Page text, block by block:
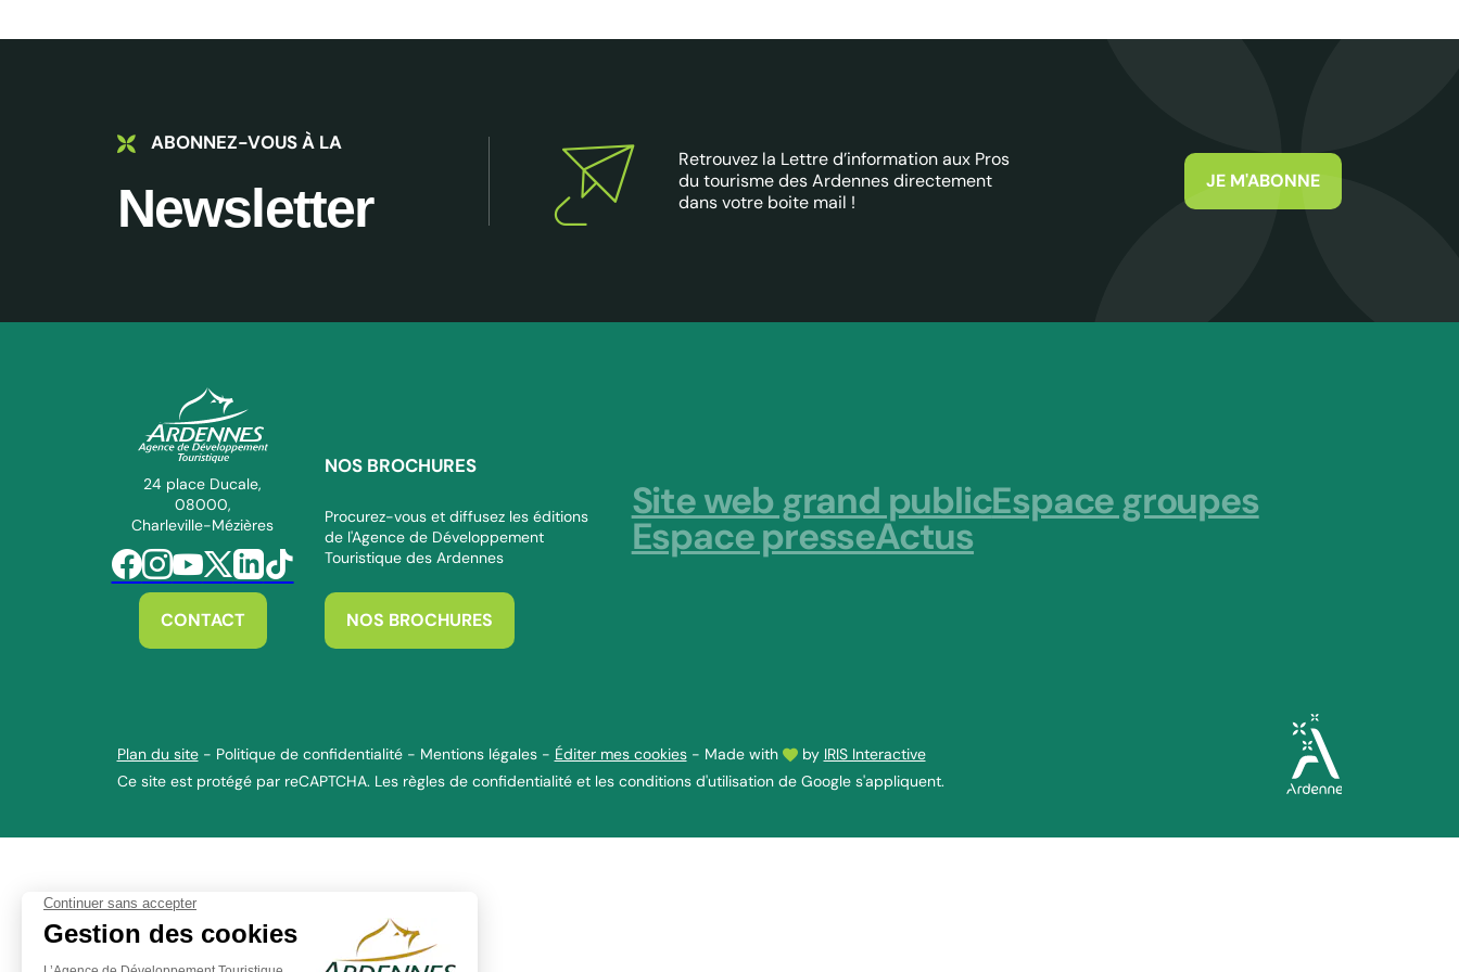
ABONNEZ-VOUS À LA
Newsletter
Retrouvez la Lettre d’information aux Pros
du tourisme des Ardennes directement
dans votre boite mail !
JE M'ABONNE
ADT des Ardennes Pro
24 place Ducale,
08000,
Charleville-Mézières
Suivez-nous sur Facebook
Suivez-nous sur Instagram
Suivez-nous sur Youtube
Suivez-nous sur Twitter
Suivez-nous sur Linkedin
Suivez-nous sur Tiktok
CONTACT
NOS BROCHURES
Procurez-vous et diffusez les éditions
de l'Agence de Développement
Touristique des Ardennes
NOS BROCHURES
Site web grand publicEspace groupes
Espace presseActus
Plan du site - Politique de confidentialité - Mentions légales - Éditer mes cookies - Made with by IRIS Interactive
Ce site est protégé par reCAPTCHA. Les règles de confidentialitéet les conditions d'utilisationde Google s'appliquent.